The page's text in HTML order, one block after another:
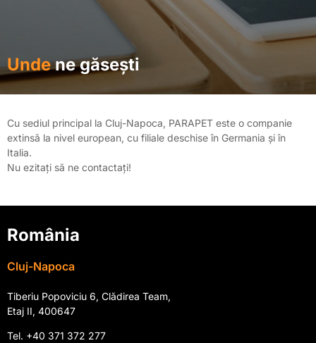
Undene găsești
Cu sediul principal la Cluj-Napoca, PARAPET este o companie
extinsă la nivel european, cu filiale deschise în Germania și în
Italia.
Nu ezitați să ne contactați!
România
Cluj-Napoca
Tiberiu Popoviciu 6, Clădirea Team,
Etaj II, 400647
Tel. +40 371 372 277